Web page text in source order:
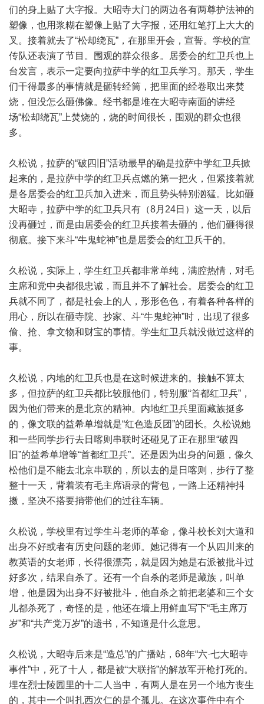
们的身上贴了大字报。大昭寺大门的两边各有两尊护法神的
塑像，也用浆糊在塑像上贴了大字报，还用红笔打上大大的
叉。接着就去了“松却绕瓦”，在那里开会，宣誓。学校的宣
传队还表演了节目。围观的群众很多。居委会的红卫兵也上
台发言，表示一定要向拉萨中学的红卫兵学习。那天，学生
们干得最多的事情就是砸转经筒，把里面的经卷取出来焚
烧，但没怎么砸佛像。经书都是堆在大昭寺南面的讲经
场“松却绕瓦”上焚烧的，烧的时间很长，围观的群众也很
多。
久松说，拉萨的“破四旧”活动最早的确是拉萨中学红卫兵掀
起来的，是拉萨中学的红卫兵点燃的第一把火，但紧接着就
是各居委会的红卫兵加入进来，而且势头特别汹猛。比如砸
大昭寺，拉萨中学的红卫兵只有（8月24日）这一天，以后
没再砸过，而是由居委会的红卫兵接着去砸的，他们砸得很
彻底。接下来斗“牛鬼蛇神”也是居委会的红卫兵干的。
久松说，实际上，学生红卫兵都非常单纯，满腔热情，对毛
主席和党中央都很忠诚，而且并不了解社会。居委会的红卫
兵就不同了，都是社会上的人，形形色色，有着各种各样的
用心，所以在砸寺院、抄家、斗“牛鬼蛇神”时，出现了很多
偷、抢、拿文物和财宝的事情。学生红卫兵就没做过这样的
事。
久松说，内地的红卫兵也是在这时候进来的。接触不算太
多，但拉萨的红卫兵都比较服他们，特别服“首都红卫兵”，
因为他们带来的是北京的精神。内地红卫兵里面藏族挺多
的，像文联的益希单增就是“红色造反团”的团长。久松说她
和一些同学步行去日喀则串联时还碰见了正在那里“破四
旧”的益希单增等“首都红卫兵”。还是因为出身的问题，像久
松他们是不能去北京串联的，所以去的是日喀则，步行了整
整十一天，背着装有毛主席语录的背包，一路上还精神抖
擞，坚决不搭要捎带他们的过往车辆。
久松说，学校里有过学生斗老师的革命，像斗校长刘大道和
出身不好或者有历史问题的老师。她记得有一个从四川来的
教英语的女老师，长得很漂亮，就是因为她是右派被批斗过
好多次，结果自杀了。还有一个自杀的老师是藏族，叫单
增，他是因为出身不好被批斗，他自杀之前把老婆和三个女
儿都杀死了，奇怪的是，他还在墙上用鲜血写下“毛主席万
岁”和“共产党万岁”的遗书，不知道是什么意思。
久松说，大昭寺后来是“造总”的广播站，68年“六·七大昭寺
事件”中，死了十人，都是被“大联指”的解放军开枪打死的。
埋在烈士陵园里的十二人当中，有两人是在另一个地方丧生
的，其中一个叫扎西次仁的是个孤儿。在这次事件中有个